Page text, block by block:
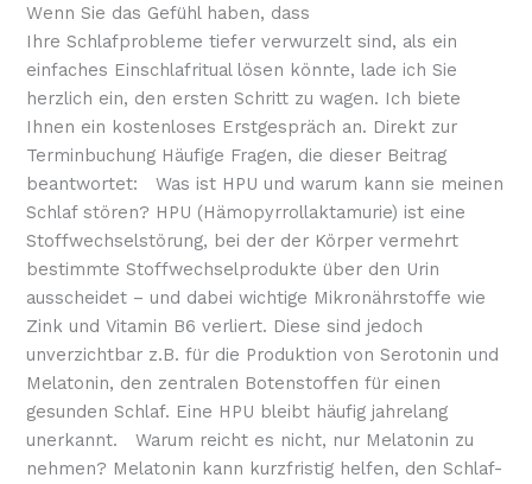
Wenn Sie das Gefühl haben, dass
Ihre Schlafprobleme tiefer verwurzelt sind, als ein
einfaches Einschlafritual lösen könnte, lade ich Sie
herzlich ein, den ersten Schritt zu wagen. Ich biete
Ihnen ein kostenloses Erstgespräch an. Direkt zur
Terminbuchung Häufige Fragen, die dieser Beitrag
beantwortet: Was ist HPU und warum kann sie meinen
Schlaf stören? HPU (Hämopyrrollaktamurie) ist eine
Stoffwechselstörung, bei der der Körper vermehrt
bestimmte Stoffwechselprodukte über den Urin
ausscheidet – und dabei wichtige Mikronährstoffe wie
Zink und Vitamin B6 verliert. Diese sind jedoch
unverzichtbar z.B. für die Produktion von Serotonin und
Melatonin, den zentralen Botenstoffen für einen
gesunden Schlaf. Eine HPU bleibt häufig jahrelang
unerkannt. Warum reicht es nicht, nur Melatonin zu
nehmen? Melatonin kann kurzfristig helfen, den Schlaf-